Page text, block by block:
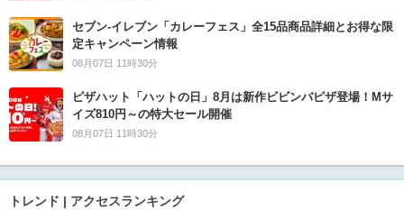
セブン‐イレブン「カレーフェス」全15品商品詳細とお得な限
定キャンペーン情報
08月07日 11時30分
ピザハット「ハットの日」8月は新作ビビンバピザ登場！Mサ
イズ810円～の特大セール開催
08月07日 11時30分
トレンド | アクセスランキング